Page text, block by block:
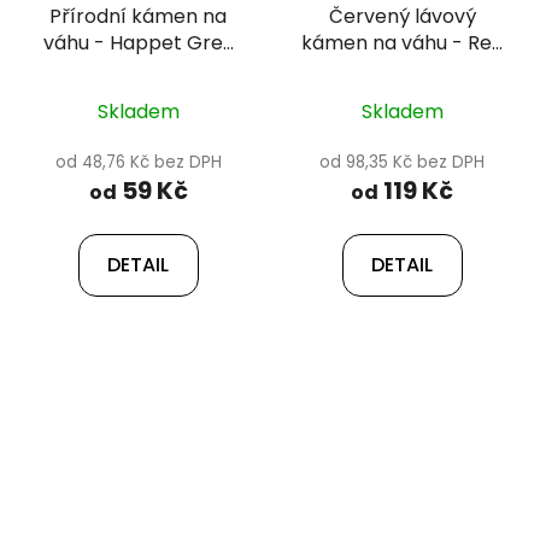
Přírodní kámen na
váhu - Happet Grey
Skladem
od 48,76 Kč bez DPH
od 59 Kč
DETAIL
Červený lávový
kámen na váhu - Red
Skladem
od 98,35 Kč bez DPH
od 119 Kč
DETAIL